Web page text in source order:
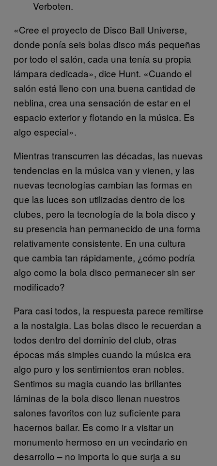
Verboten.
«Cree el proyecto de Disco Ball Universe,
donde ponía seis bolas disco más pequeñas
por todo el salón, cada una tenía su propia
lámpara dedicada», dice Hunt. «Cuando el
salón está lleno con una buena cantidad de
neblina, crea una sensación de estar en el
espacio exterior y flotando en la música. Es
algo especial».
Mientras transcurren las décadas, las nuevas
tendencias en la música van y vienen, y las
nuevas tecnologías cambian las formas en
que las luces son utilizadas dentro de los
clubes, pero la tecnología de la bola disco y
su presencia han permanecido de una forma
relativamente consistente. En una cultura
que cambia tan rápidamente, ¿cómo podría
algo como la bola disco permanecer sin ser
modificado?
Para casi todos, la respuesta parece remitirse
a la nostalgia. Las bolas disco le recuerdan a
todos dentro del dominio del club, otras
épocas más simples cuando la música era
algo puro y los sentimientos eran nobles.
Sentimos su magia cuando las brillantes
láminas de la bola disco llenan nuestros
salones favoritos con luz suficiente para
hacernos bailar. Es como ir a visitar un
monumento hermoso en un vecindario en
desarrollo – no importa lo que surja a su